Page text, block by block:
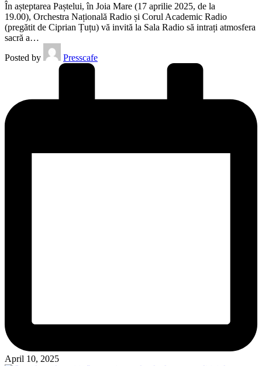
În așteptarea Paștelui, în Joia Mare (17 aprilie 2025, de la
19.00), Orchestra Națională Radio și Corul Academic Radio
(pregătit de Ciprian Țuțu) vă invită la Sala Radio să intrați atmosfera
sacră a…
Posted by
Presscafe
April 10, 2025